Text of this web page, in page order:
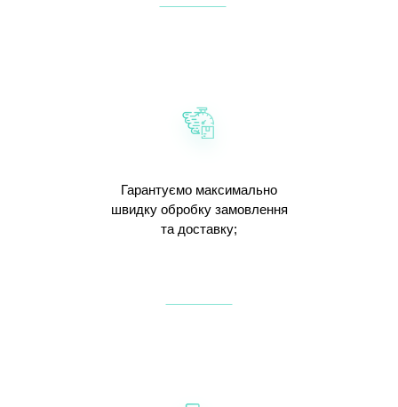
Гарантуємо максимально
швидку обробку замовлення
та доставку;